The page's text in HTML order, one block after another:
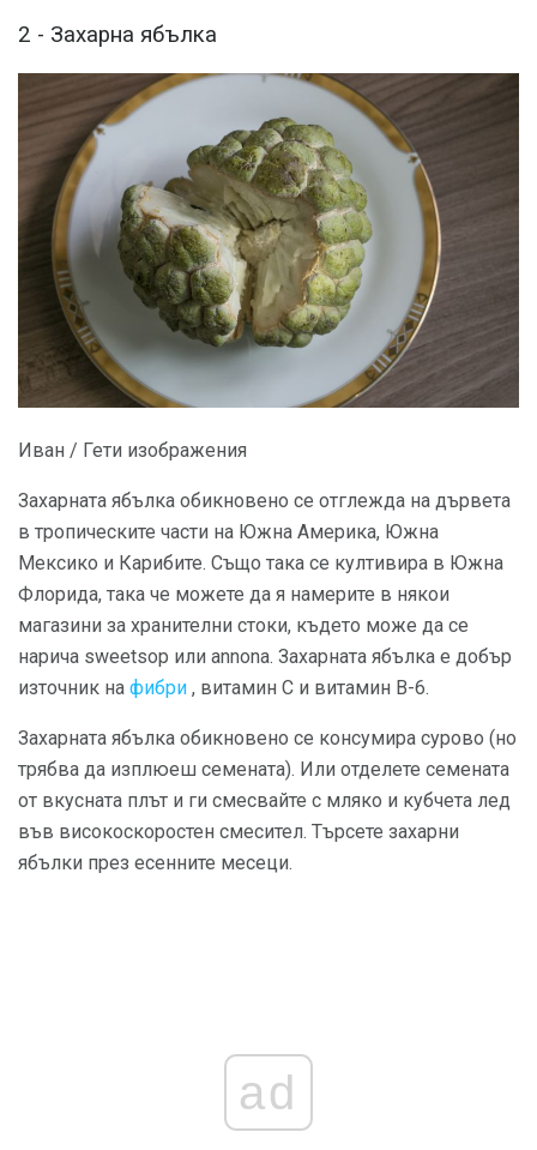
2 - Захарна ябълка
Иван / Гети изображения
Захарната ябълка обикновено се отглежда на дървета
в тропическите части на Южна Америка, Южна
Мексико и Карибите. Също така се култивира в Южна
Флорида, така че можете да я намерите в някои
магазини за хранителни стоки, където може да се
нарича sweetsop или annona. Захарната ябълка е добър
източник на фибри , витамин С и витамин В-6.
Захарната ябълка обикновено се консумира сурово (но
трябва да изплюеш семената). Или отделете семената
от вкусната плът и ги смесвайте с мляко и кубчета лед
във високоскоростен смесител. Търсете захарни
ябълки през есенните месеци.
ad